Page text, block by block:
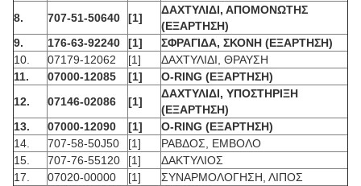
8.
707-51-50640 [1]
ΔΑΧΤΥΛΙΔΙ, ΑΠΟΜΟΝΩΤΗΣ
(ΕΞΑΡΤΗΣΗ)
9.
176-63-92240 [1]
ΣΦΡΑΓΙΔΑ, ΣΚΟΝΗ (ΕΞΑΡΤΗΣΗ)
10.
07179-12062 [1]
ΔΑΧΤΥΛΙΔΙ, ΘΡΑΥΣΗ
11.
07000-12085 [1]
O-RING (ΕΞΑΡΤΗΣΗ)
12.
07146-02086 [1]
ΔΑΧΤΥΛΙΔΙ, ΥΠΟΣΤΗΡΙΞΗ
(ΕΞΑΡΤΗΣΗ)
13.
07000-12090 [1]
O-RING (ΕΞΑΡΤΗΣΗ)
14.
707-58-50J50 [1]
ΡΑΒΔΟΣ, ΕΜΒΟΛΟ
15.
707-76-55120 [1]
ΔΑΚΤΥΛΙΟΣ
17.
07020-00000 [1]
ΣΥΝΑΡΜΟΛΟΓΗΣΗ, ΛΙΠΟΣ